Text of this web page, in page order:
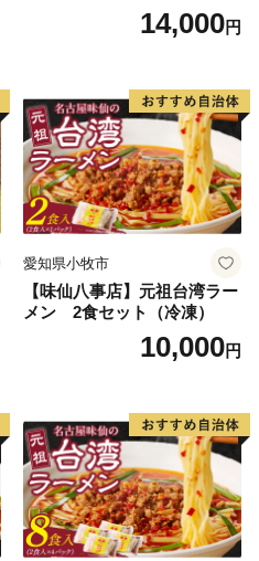
14,000円
愛知県小牧市
【味仙八事店】元祖台湾ラー
メン 2食セット（冷凍）
10,000円